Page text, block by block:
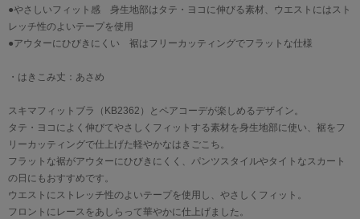
●やさしいフィット感 身生地部はタテ・ヨコに伸びる素材、ウエストにはスト
レッチ性のよいテープを使用
●アウターにひびきにくい 裾はフリーカッティングでフラットな仕様
・はきこみ丈：あさめ
スキマフィットブラ（KB2362）とペアコーデが楽しめるデザイン。
タテ・ヨコによく伸びてやさしくフィットする素材を身生地部に使い、裾をフ
リーカッティングで仕上げた軽やかなはきごこち。
フラットな裾がアウターにひびきにくく、パンツスタイルやタイトなスカート
の日にもおすすめです。
ウエストにストレッチ性のよいテープを使用し、やさしくフィット。
フロントにレースをあしらって華やかに仕上げました。